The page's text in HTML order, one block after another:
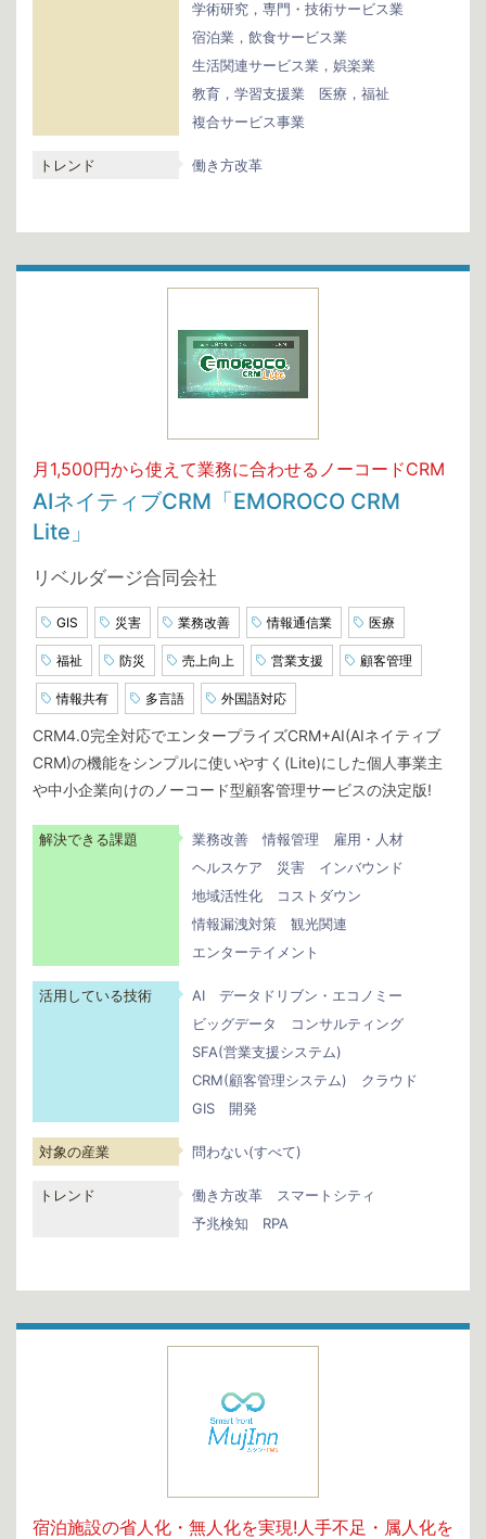
学術研究，専門・技術サービス業
宿泊業，飲食サービス業
生活関連サービス業，娯楽業
教育，学習支援業
医療，福祉
複合サービス事業
トレンド 働き方改革
月1,500円から使えて業務に合わせるノーコードCRM
AIネイティブCRM「EMOROCO CRM
Lite」
リベルダージ合同会社
GIS 災害 業務改善 情報通信業 医療
福祉 防災 売上向上 営業支援 顧客管理
情報共有 多言語 外国語対応
CRM4.0完全対応でエンタープライズCRM+AI(AIネイティブ
CRM)の機能をシンプルに使いやすく(Lite)にした個人事業主
や中小企業向けのノーコード型顧客管理サービスの決定版!
解決できる課題 業務改善 情報管理
雇用・人材
ヘルスケア
災害
インバウンド
地域活性化
コストダウン
情報漏洩対策
観光関連
エンターテイメント
活用している技術 AI
データドリブン・エコノミー
ビッグデータ
コンサルティング
SFA(営業支援システム)
CRM(顧客管理システム)
クラウド
GIS
開発
対象の産業 問わない(すべて)
トレンド 働き方改革
スマートシティ
予兆検知
RPA
宿泊施設の省人化・無人化を実現!人手不足・属人化を